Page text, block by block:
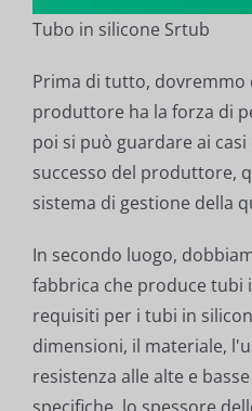
Tubo in silicone Srtub
Prima di tutto, dovremmo
produttore ha la forza di
poi si può guardare ai
successo del produttore,
sistema di gestione della
In secondo luogo,
fabbrica che produce tubi
requisiti per i tubi in
dimensioni, il materiale,
resistenza alle alte e